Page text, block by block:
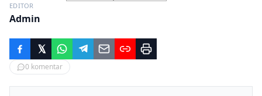
EDITOR
Admin
0 komentar